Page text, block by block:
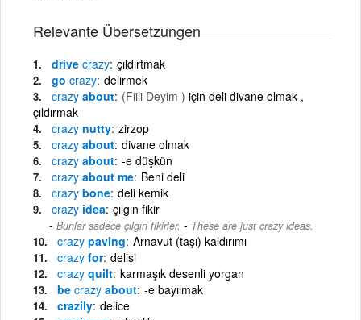
Relevante Übersetzungen
drive crazy çıldırtmak
go crazy delirmek
crazy about (Fiili Deyim ) için deli divane olmak ,
çıldırmak
crazy nutty zirzop
crazy about divane olmak
crazy about -e düşkün
crazy about me Beni deli
crazy bone deli kemik
crazy idea çılgın fikir
Bunlar sadece çılgın fikirler. - These are just crazy ideas.
crazy paving Arnavut (taşı) kaldırımı
crazy for delisi
crazy quilt karmaşık desenli yorgan
be crazy about -e bayılmak
crazily delice